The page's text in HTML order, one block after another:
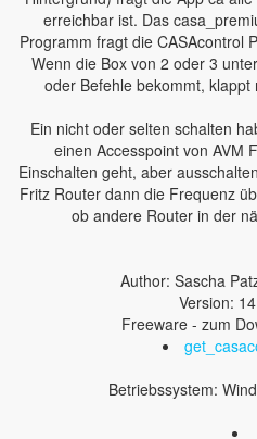
erreichbar ist. Das
Programm fragt die CASAcontrol
Wenn die Box von 2 oder 3
oder Befehle bekommt,
Ein nicht oder selten schalten
einen Accesspoint von AVM
Einschalten geht, aber
Fritz Router dann die Frequenz
ob andere Router in der
Author: Sascha
Version:
Freeware - zum
Betriebssystem: